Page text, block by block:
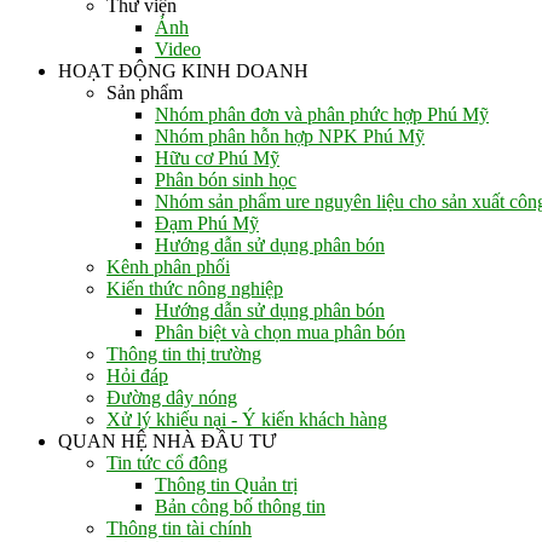
Thư viện
Ảnh
Video
HOẠT ĐỘNG KINH DOANH
Sản phẩm
Nhóm phân đơn và phân phức hợp Phú Mỹ
Nhóm phân hỗn hợp NPK Phú Mỹ
Hữu cơ Phú Mỹ
Phân bón sinh học
Nhóm sản phẩm ure nguyên liệu cho sản xuất
Đạm Phú Mỹ
Hướng dẫn sử dụng phân bón
Kênh phân phối
Kiến thức nông nghiệp
Hướng dẫn sử dụng phân bón
Phân biệt và chọn mua phân bón
Thông tin thị trường
Hỏi đáp
Đường dây nóng
Xử lý khiếu nại - Ý kiến khách hàng
QUAN HỆ NHÀ ĐẦU TƯ
Tin tức cổ đông
Thông tin Quản trị
Bản công bố thông tin
Thông tin tài chính